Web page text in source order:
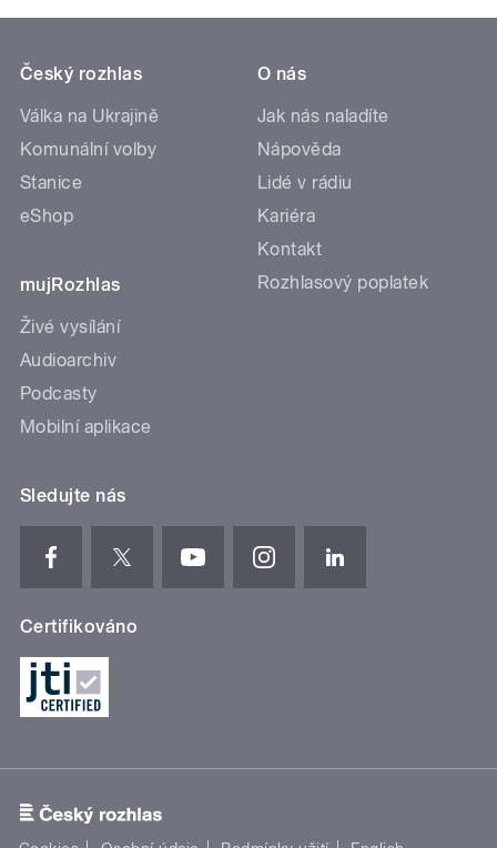
Český rozhlas
Válka na Ukrajině
Komunální volby
Stanice
eShop
mujRozhlas
Živé vysílání
Audioarchiv
Podcasty
Mobilní aplikace
O nás
Jak nás naladíte
Nápověda
Lidé v rádiu
Kariéra
Kontakt
Rozhlasový poplatek
Sledujte nás
Certifikováno